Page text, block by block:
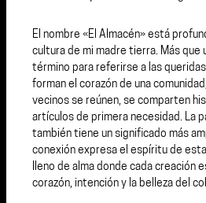
El nombre «El Almacén» está
cultura de mi madre tierra. Más que
término para referirse a las
forman el corazón de una
vecinos se reúnen, se comparten
artículos de primera necesidad. La
también tiene un significado más
conexión expresa el espíritu de
lleno de alma donde cada creación
corazón, intención y la belleza del